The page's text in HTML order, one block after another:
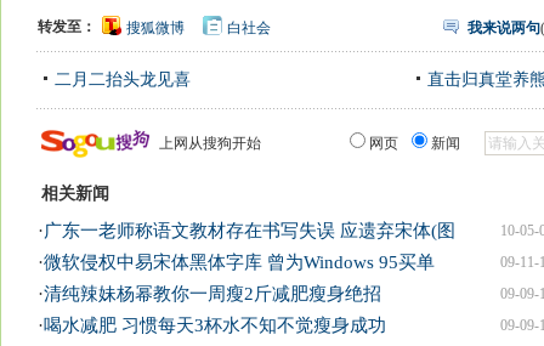
转发至： 搜狐微博 白社会 我来说两句(
二月二抬头龙见喜 直击归真堂养
上网从搜狗开始 网页 新闻
相关新闻
10-05-
·广东一老师称语文教材存在书写失误 应遗弃宋体(图
09-11-
·微软侵权中易宋体黑体字库 曾为Windows 95买单
09-09-
·清纯辣妹杨幂教你一周瘦2斤减肥瘦身绝招
09-09-
·喝水减肥 习惯每天3杯水不知不觉瘦身成功